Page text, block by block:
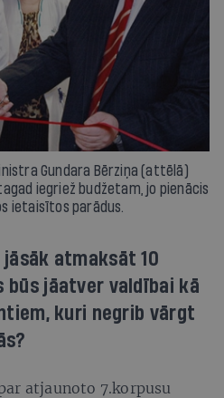
Gundara Bērziņa (attēlā)
iegriež budžetam, jo pienācis
ietaisītos parādus.
atmaksāt 10
būs jāatver valdībai kā
kuri negrib vārgt
atjaunoto 7.korpusu